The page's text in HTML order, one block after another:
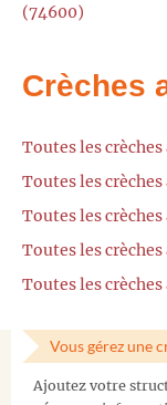
(74600)
Crèches
Toutes les
Toutes les
Toutes les
Toutes les
Toutes les
Vous gérez une
Ajoutez votre